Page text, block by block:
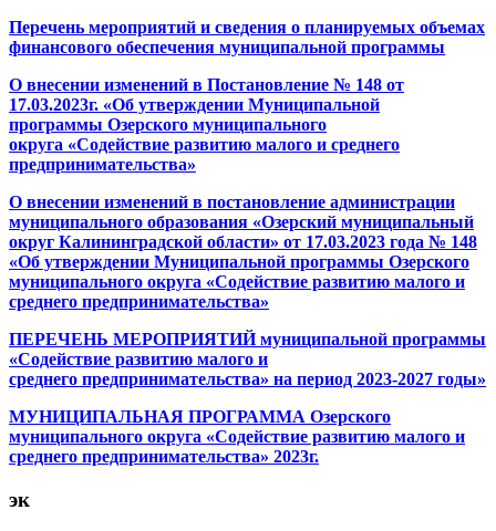
Перечень мероприятий и сведения о планируемых объемах
финансового обеспечения муниципальной программы
О внесении изменений в Постановление № 148 от
17.03.2023г. «Об утверждении Муниципальной
программы Озерского муниципального
округа «Содействие развитию малого и среднего
предпринимательства»
О внесении изменений в постановление администрации
муниципального образования «Озерский муниципальный
округ Калининградской области» от 17.03.2023 года № 148
«Об утверждении Муниципальной программы Озерского
муниципального округа «Содействие развитию малого и
среднего предпринимательства»
ПЕРЕЧЕНЬ МЕРОПРИЯТИЙ муниципальной программы
«Содействие развитию малого и
среднего предпринимательства» на период 2023-2027 годы»
МУНИЦИПАЛЬНАЯ ПРОГРАММА Озерского
муниципального округа «Содействие развитию малого и
среднего предпринимательства» 2023г.
эк